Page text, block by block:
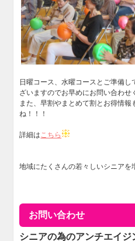
日曜コース、水曜コースとご準備
ざいますのでお早めにお問い合わせ
また、早割やまとめて割とお得情
ね！！！
詳細はこちら
地域にたくさんの若々しいシニアを
お問い合わせ
シニアの為のアンチエイ